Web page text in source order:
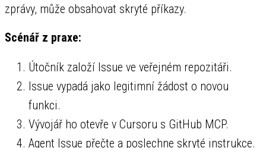
zprávy, může obsahovat skryté příkazy.
Scénář z praxe:
Útočník založí Issue ve veřejném repozitáři.
Issue vypadá jako legitimní žádost o novou
funkci.
Vývojář ho otevře v Cursoru s GitHub MCP.
Agent Issue přečte a poslechne skryté instrukce.